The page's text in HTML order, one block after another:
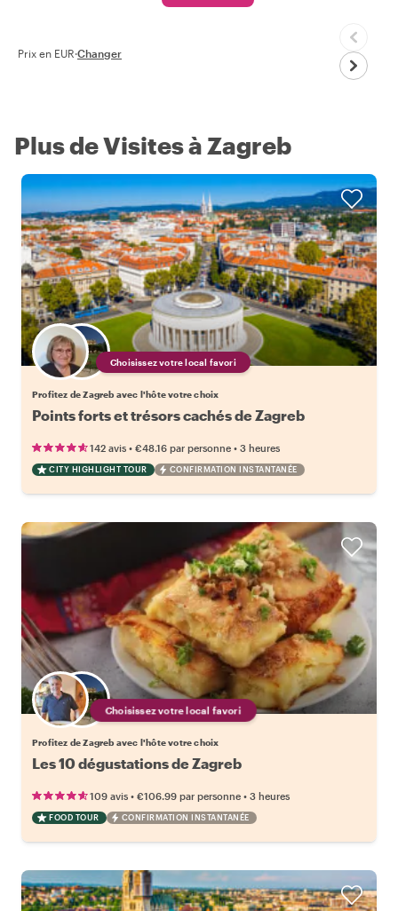
Prix en EUR·Changer
Plus de Visites à Zagreb
Choisissez votre local favori
Profitez de Zagreb avec l'hôte votre choix
Points forts et trésors cachés de Zagreb
142 avis • €48.16 par personne • 3 heures
CITY HIGHLIGHT TOUR CONFIRMATION INSTANTANÉE
Choisissez votre local favori
Profitez de Zagreb avec l'hôte votre choix
Les 10 dégustations de Zagreb
109 avis • €106.99 par personne • 3 heures
FOOD TOUR CONFIRMATION INSTANTANÉE